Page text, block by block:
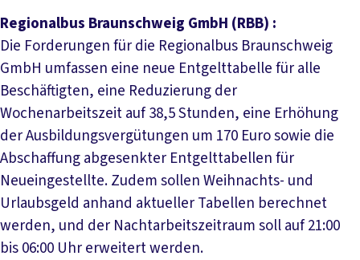
Regionalbus Braunschweig GmbH (RBB) :
Die Forderungen für die Regionalbus Braunschweig
GmbH umfassen eine neue Entgelttabelle für alle
Beschäftigten, eine Reduzierung der
Wochenarbeitszeit auf 38,5 Stunden, eine Erhöhung
der Ausbildungsvergütungen um 170 Euro sowie die
Abschaffung abgesenkter Entgelttabellen für
Neueingestellte. Zudem sollen Weihnachts- und
Urlaubsgeld anhand aktueller Tabellen berechnet
werden, und der Nachtarbeitszeitraum soll auf 21:00
bis 06:00 Uhr erweitert werden.